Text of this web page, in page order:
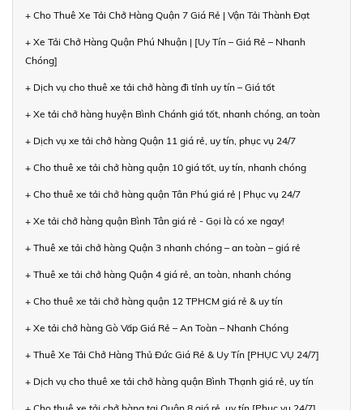
+ Cho Thuê Xe Tải Chở Hàng Quận 7 Giá Rẻ | Vận Tải Thành Đạt
+ Xe Tải Chở Hàng Quận Phú Nhuận | [Uy Tín – Giá Rẻ – Nhanh
Chóng]
+ Dịch vụ cho thuê xe tải chở hàng đi tỉnh uy tín – Giá tốt
+ Xe tải chở hàng huyện Bình Chánh giá tốt, nhanh chóng, an toàn
+ Dịch vụ xe tải chở hàng Quận 11 giá rẻ, uy tín, phục vụ 24/7
+ Cho thuê xe tải chở hàng quận 10 giá tốt, uy tín, nhanh chóng
+ Cho thuê xe tải chở hàng quận Tân Phú giá rẻ | Phục vụ 24/7
+ Xe tải chở hàng quận Bình Tân giá rẻ - Gọi là có xe ngay!
+ Thuê xe tải chở hàng Quận 3 nhanh chóng – an toàn – giá rẻ
+ Thuê xe tải chở hàng Quận 4 giá rẻ, an toàn, nhanh chóng
+ Cho thuê xe tải chở hàng quận 12 TPHCM giá rẻ & uy tín
+ Xe tải chở hàng Gò Vấp Giá Rẻ – An Toàn – Nhanh Chóng
+ Thuê Xe Tải Chở Hàng Thủ Đức Giá Rẻ & Uy Tín [PHỤC VỤ 24/7]
+ Dịch vụ cho thuê xe tải chở hàng quận Bình Thạnh giá rẻ, uy tín